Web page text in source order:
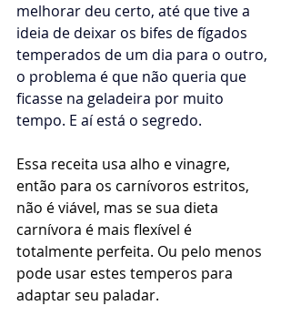
melhorar deu certo, até que tive a
ideia de deixar os bifes de fígados
temperados de um dia para o outro,
o problema é que não queria que
ficasse na geladeira por muito
tempo. E aí está o segredo.
Essa receita usa alho e vinagre,
então para os carnívoros estritos,
não é viável, mas se sua dieta
carnívora é mais flexível é
totalmente perfeita. Ou pelo menos
pode usar estes temperos para
adaptar seu paladar.